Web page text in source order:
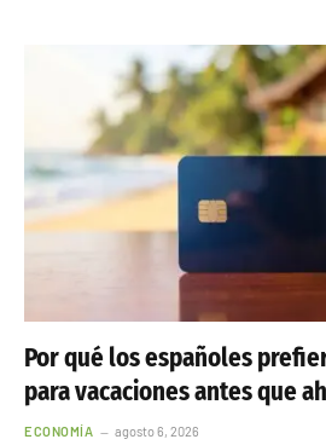
Por qué los españoles
para vacaciones antes que
ECONOMÍA agosto 6, 2026